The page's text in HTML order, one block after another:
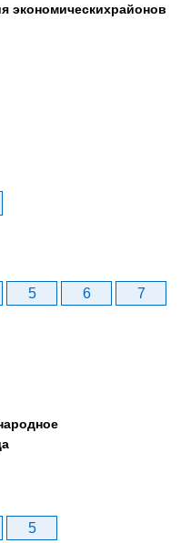
экономическихрайонов
5 6 7
5